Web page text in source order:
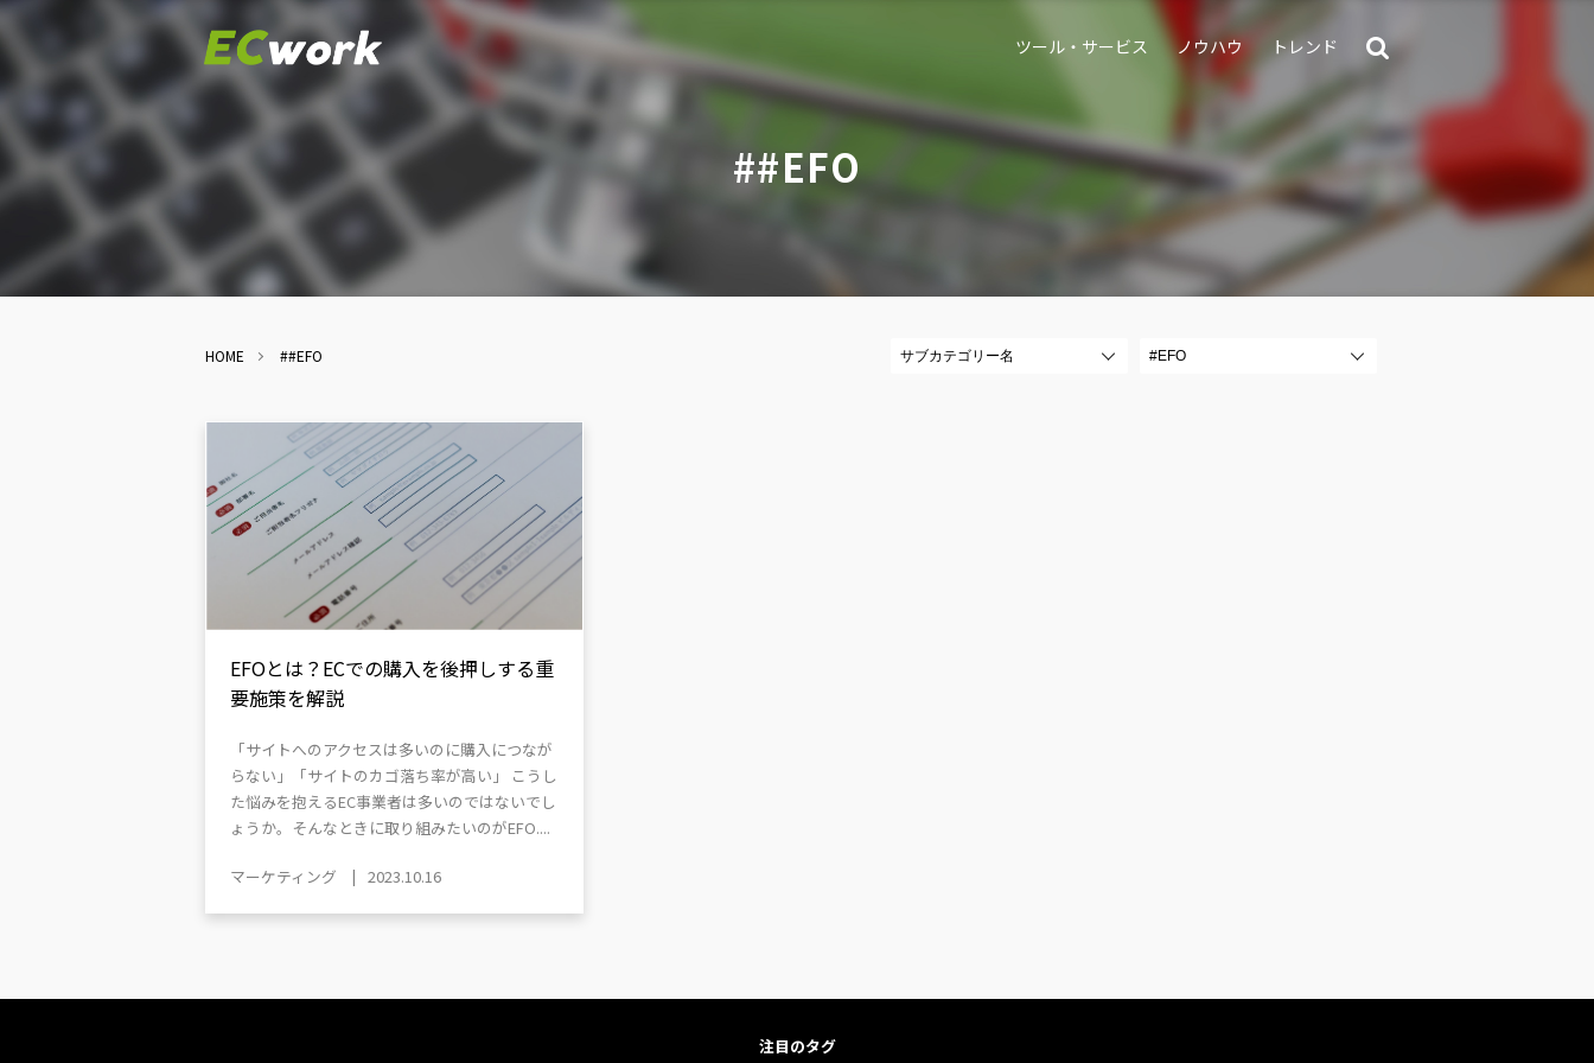
ツール・サービス ノウハウ トレンド 
##EFO
HOME ##EFO
EFOとは？ECでの購入を後押しする重
要施策を解説
「サイトへのアクセスは多いのに購入につなが
らない」「サイトのカゴ落ち率が高い」 こうし
た悩みを抱えるEC事業者は多いのではないでし
ょうか。そんなときに取り組みたいのがEFO....
マーケティング 2023.10.16
注目のタグ